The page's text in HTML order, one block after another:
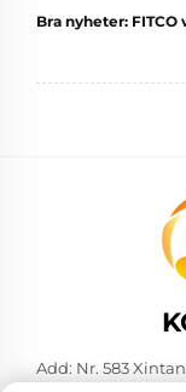
Bra nyheter:
Add: Nr. 583